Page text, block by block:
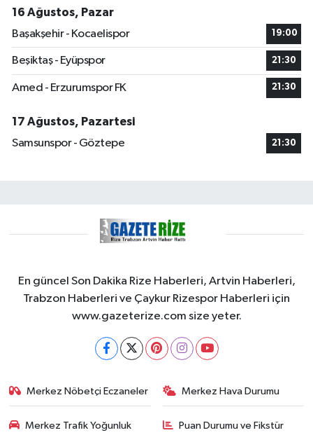
16 Ağustos, Pazar
Başakşehir - Kocaelispor
19:00
Beşiktaş - Eyüpspor 21:30
Amed - Erzurumspor FK 21:30
17 Ağustos, Pazartesi
Samsunspor - Göztepe
21:30
En güncel Son Dakika Rize Haberleri, Artvin Haberleri,
Trabzon Haberleri ve Çaykur Rizespor Haberleri için
www.gazeterize.com size yeter.
Merkez Nöbetçi Eczaneler Merkez Hava Durumu
Merkez Trafik Yoğunluk
Puan Durumu ve Fikstür